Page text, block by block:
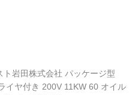
岩田株式会社 パッケージ型
イヤ付き 200V 11KW 60 オイル